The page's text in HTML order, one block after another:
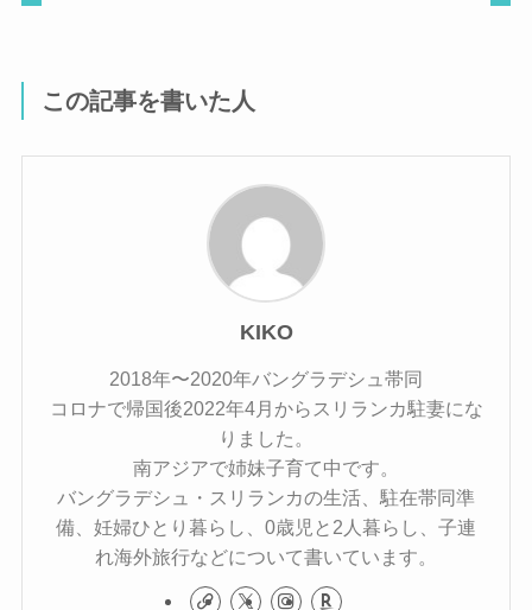
この記事を書いた人
KIKO
2018年〜2020年バングラデシュ帯同
コロナで帰国後2022年4月からスリランカ駐妻にな
りました。
南アジアで姉妹子育て中です。
バングラデシュ・スリランカの生活、駐在帯同準
備、妊婦ひとり暮らし、0歳児と2人暮らし、子連
れ海外旅行などについて書いています。